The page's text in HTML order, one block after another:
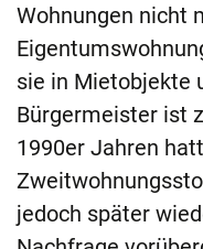
Wohnungen nicht
sie in Mietobjekte
Bürgermeister ist
1990er Jahren
jedoch später